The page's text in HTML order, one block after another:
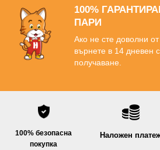
100%
ПАРИ
Ако не сте доволни
върнете в 14 дневен
получаване.
100% безопасна
покупка
Наложен